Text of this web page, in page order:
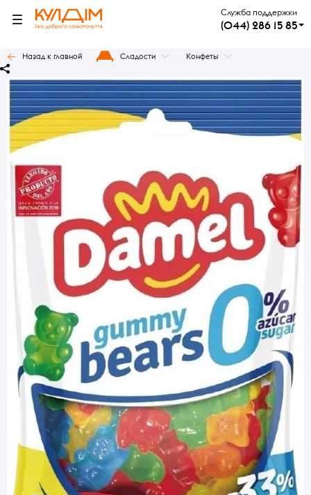
Служба поддержки
(044) 286 15 85
Назад к главной Сладости Конфеты